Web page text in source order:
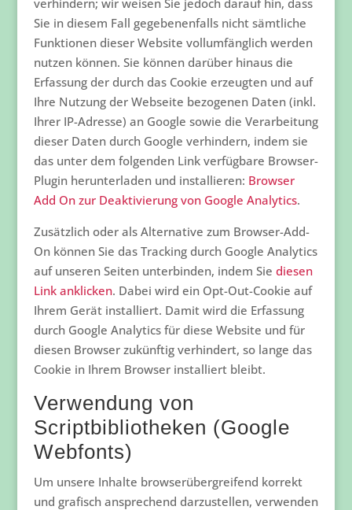
verhindern; wir weisen Sie jedoch darauf hin, dass
Sie in diesem Fall gegebenenfalls nicht sämtliche
Funktionen dieser Website vollumfänglich werden
nutzen können. Sie können darüber hinaus die
Erfassung der durch das Cookie erzeugten und auf
Ihre Nutzung der Webseite bezogenen Daten (inkl.
Ihrer IP-Adresse) an Google sowie die Verarbeitung
dieser Daten durch Google verhindern, indem sie
das unter dem folgenden Link verfügbare Browser-
Plugin herunterladen und installieren: Browser
Add On zur Deaktivierung von Google Analytics.
Zusätzlich oder als Alternative zum Browser-Add-
On können Sie das Tracking durch Google Analytics
auf unseren Seiten unterbinden, indem Sie diesen
Link anklicken. Dabei wird ein Opt-Out-Cookie auf
Ihrem Gerät installiert. Damit wird die Erfassung
durch Google Analytics für diese Website und für
diesen Browser zukünftig verhindert, so lange das
Cookie in Ihrem Browser installiert bleibt.
Verwendung von
Scriptbibliotheken (Google
Webfonts)
Um unsere Inhalte browserübergreifend korrekt
und grafisch ansprechend darzustellen, verwenden